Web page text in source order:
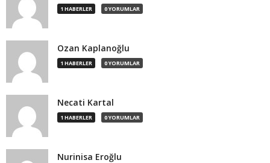
1 HABERLER 0 YORUMLAR
Ozan Kaplanoğlu
1 HABERLER 0 YORUMLAR
Necati Kartal
1 HABERLER 0 YORUMLAR
Nurinisa Eroğlu